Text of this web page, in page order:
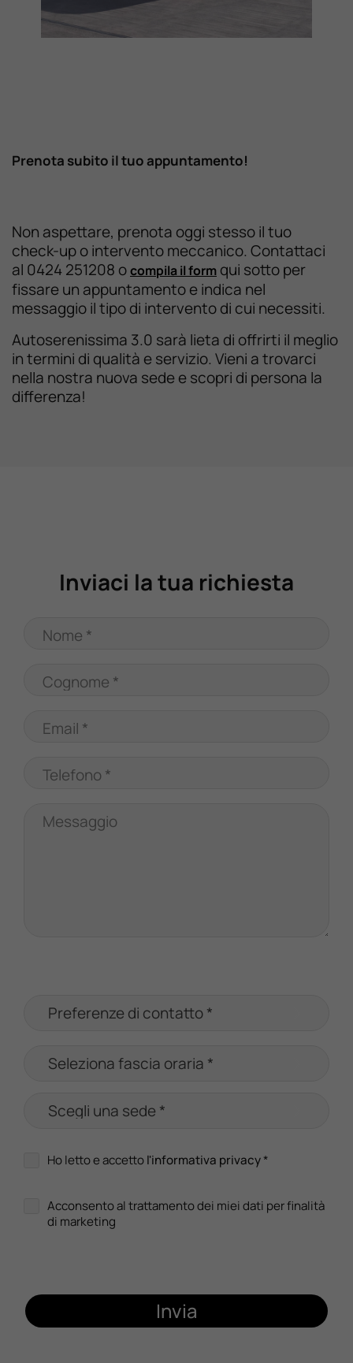
Prenota subito il tuo appuntamento!
Non aspettare, prenota oggi stesso il tuo
check-up o intervento meccanico. Contattaci
al 0424 251208 ocompila il form qui sotto per
fissare un appuntamento e indica nel
messaggio il tipo di intervento di cui necessiti.
Autoserenissima 3.0 sarà lieta di offrirti il meglio
in termini di qualità e servizio. Vieni a trovarci
nella nostra nuova sede e scopri di persona la
differenza!
Inviaci la tua richiesta
Nome *
Cognome *
Email *
Telefono *
Messaggio
Ho letto e accettol'informativa privacy*
Acconsento al trattamento dei miei dati per finalità
di marketing
Invia